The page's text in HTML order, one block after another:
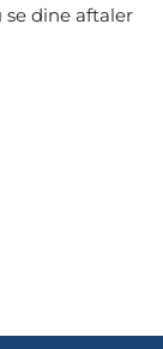
dine aftaler